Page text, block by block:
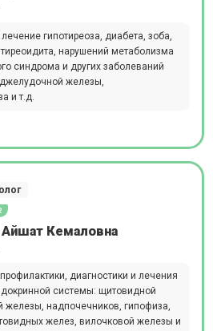
гипотиреоза, диабета, зоба,
нарушений метаболизма
синдрома и других заболеваний
железы,
и т.д.
Кемаловна
диагностики и лечения
системы: щитовидной
надпочечников, гипофиза,
желез, вилочковой железы и